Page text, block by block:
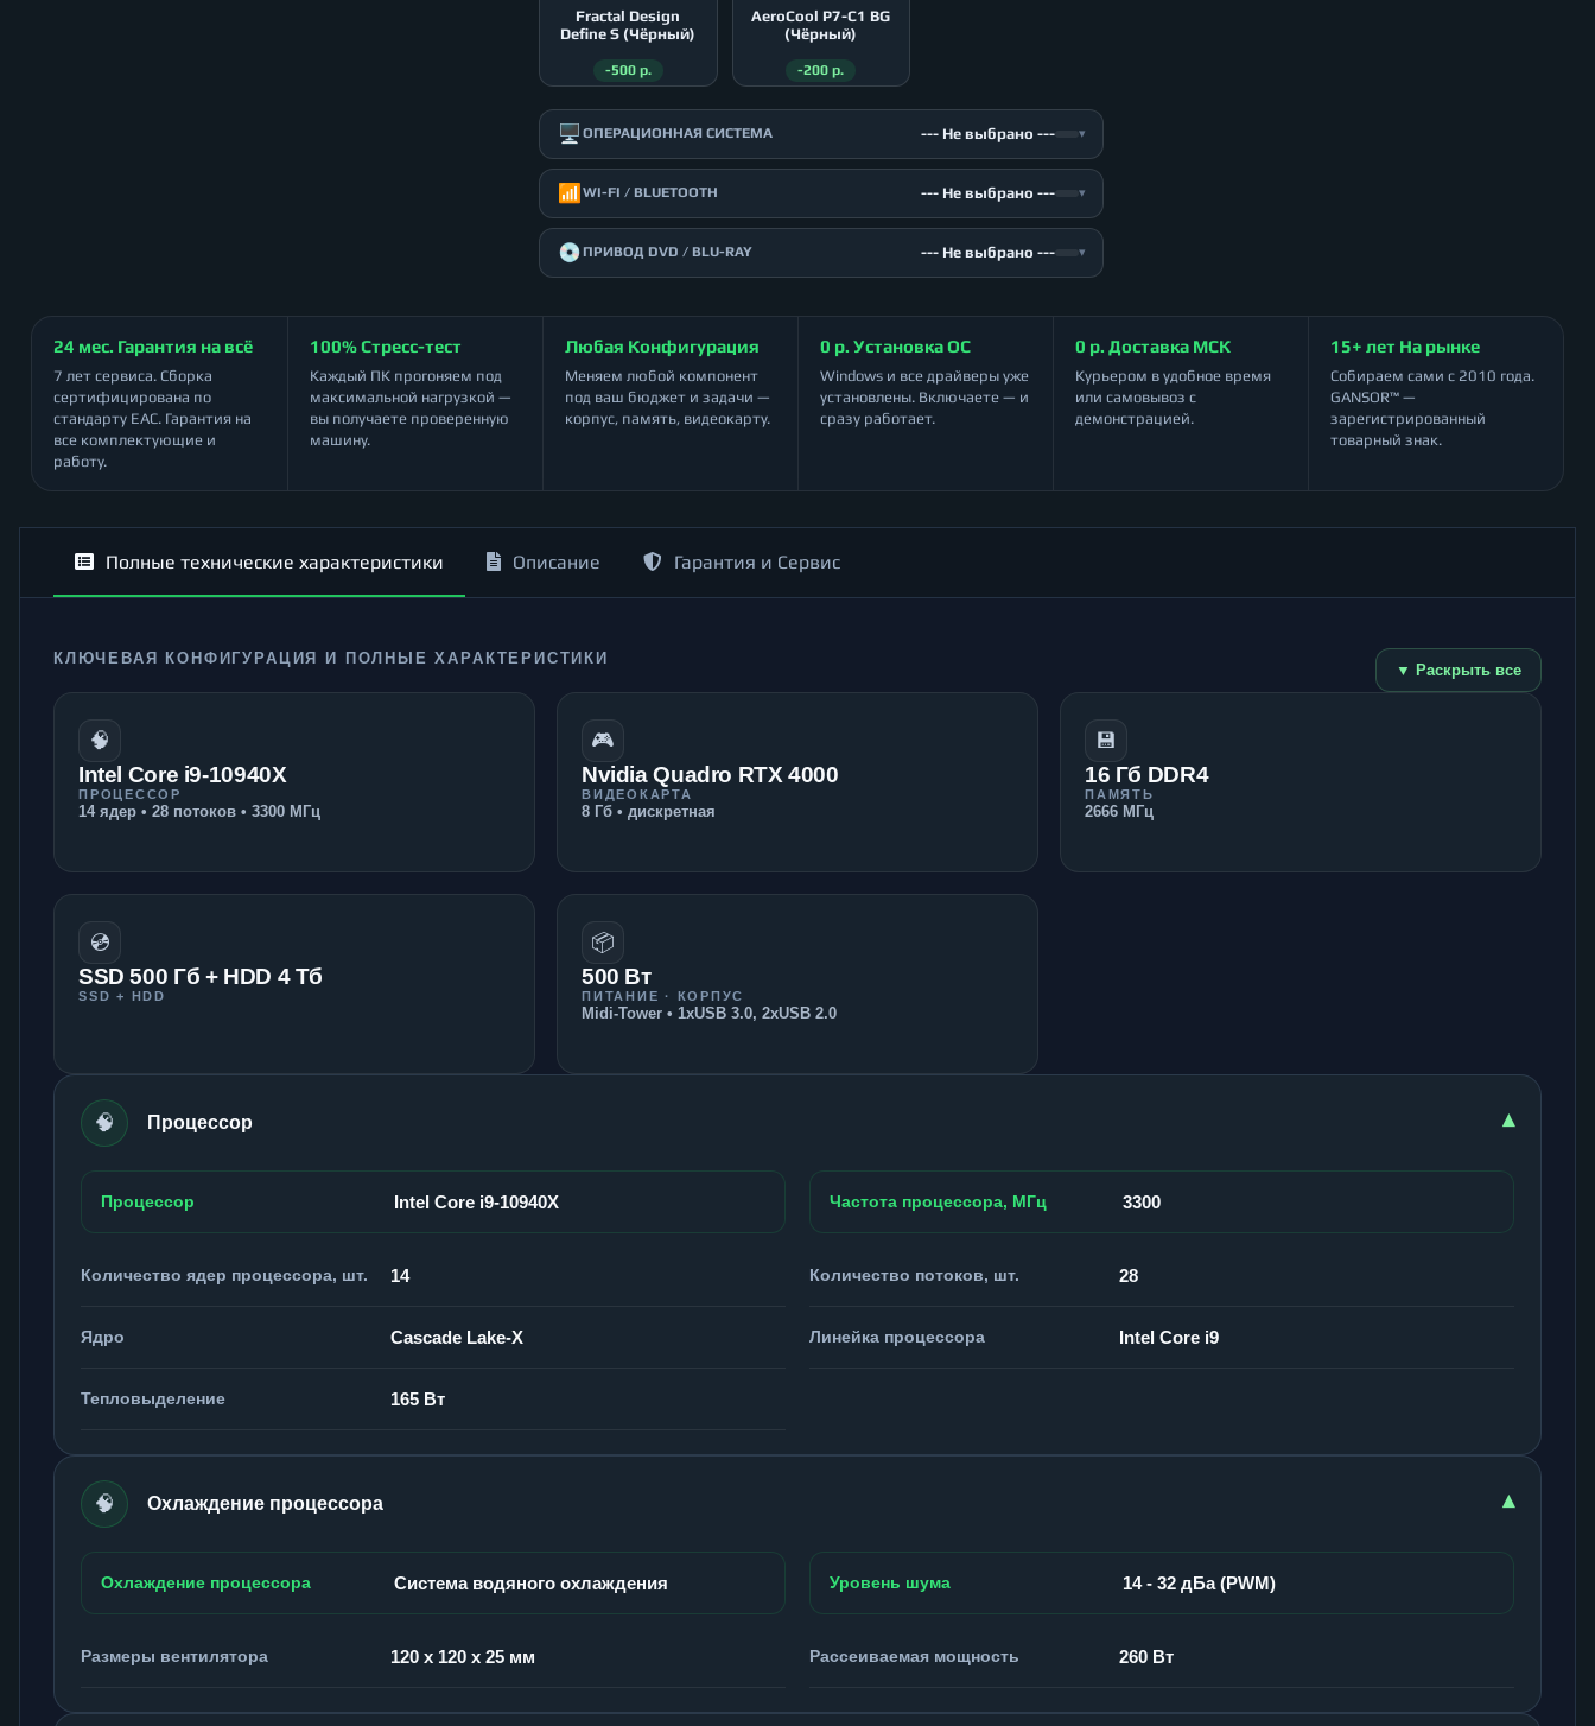
Fractal Design
Define S (Чёрный)
-500 р.
AeroСool P7-C1 BG
(Чёрный)
-200 р.
🖥️ ОПЕРАЦИОННАЯ СИСТЕМА --- Не выбрано --- ▾
📶 WI-FI / BLUETOOTH --- Не выбрано --- ▾
💿 ПРИВОД DVD / BLU-RAY --- Не выбрано --- ▾
24 мес. Гарантия на всё
7 лет сервиса. Сборка
сертифицирована по
стандарту ЕАС. Гарантия на
все комплектующие и
работу.
100% Стресс-тест
Каждый ПК прогоняем под
максимальной нагрузкой —
вы получаете проверенную
машину.
Любая Конфигурация
Меняем любой компонент
под ваш бюджет и задачи —
корпус, память, видеокарту.
0 р. Установка ОС
Windows и все драйверы уже
установлены. Включаете — и
сразу работает.
0 р. Доставка МСК
Курьером в удобное время
или самовывоз с
демонстрацией.
15+ лет На рынке
Собираем сами с 2010 года.
GANSOR™ —
зарегистрированный
товарный знак.
Полные технические характеристики Описание Гарантия и Сервис
КЛЮЧЕВАЯ КОНФИГУРАЦИЯ И ПОЛНЫЕ ХАРАКТЕРИСТИКИ
▼ Раскрыть все
🧠
Intel Core i9-10940X
ПРОЦЕССОР
14 ядер • 28 потоков • 3300 МГц
🎮
Nvidia Quadro RTX 4000
ВИДЕОКАРТА
8 Гб • дискретная
💾
16 Гб DDR4
ПАМЯТЬ
2666 МГц
💿
SSD 500 Гб + HDD 4 Тб
SSD + HDD
📦
500 Вт
ПИТАНИЕ · КОРПУС
Midi-Tower • 1xUSB 3.0, 2xUSB 2.0
🧠 Процессор ▾
Процессор Intel Core i9-10940X Частота процессора, МГц 3300
Количество ядер процессора, шт. 14 Количество потоков, шт. 28
Ядро Cascade Lake-X Линейка процессора Intel Core i9
Тепловыделение 165 Вт
🧠 Охлаждение процессора ▾
Охлаждение процессора Система водяного охлаждения Уровень шума 14 - 32 дБа (PWM)
Размеры вентилятора 120 x 120 x 25 мм Рассеиваемая мощность 260 Вт